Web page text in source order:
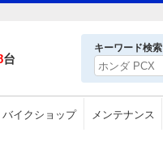
台
キーワード検索
バイクショップ メンテナンス